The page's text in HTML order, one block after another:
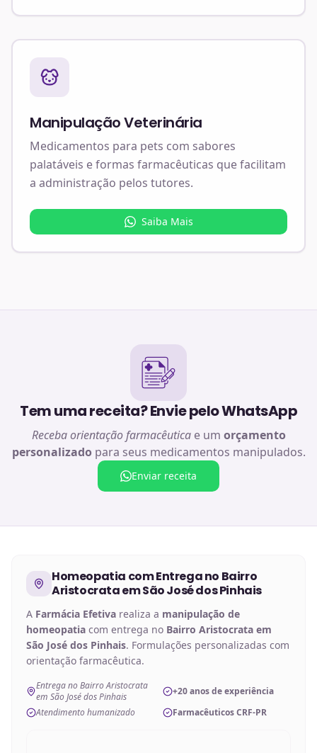
Manipulação Veterinária
Medicamentos para pets com sabores
palatáveis e formas farmacêuticas que facilitam
a administração pelos tutores.
Saiba Mais
Tem uma receita? Envie pelo WhatsApp
Receba orientação farmacêuticae um orçamento
personalizado para seus medicamentos manipulados.
Enviar receita
Homeopatia com Entrega no Bairro
Aristocrata em São José dos Pinhais
A Farmácia Efetiva realiza a manipulação de
homeopatia com entrega no Bairro Aristocrata em
São José dos Pinhais. Formulações personalizadas com
orientação farmacêutica.
Entrega no Bairro Aristocrata
em São José dos Pinhais
+20 anos de experiência
Atendimento humanizado
Farmacêuticos CRF-PR